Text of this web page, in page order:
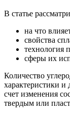
В статье
на что
свойства
технология
сферы их
Количество
характеристики и
счет изменения
твердым или